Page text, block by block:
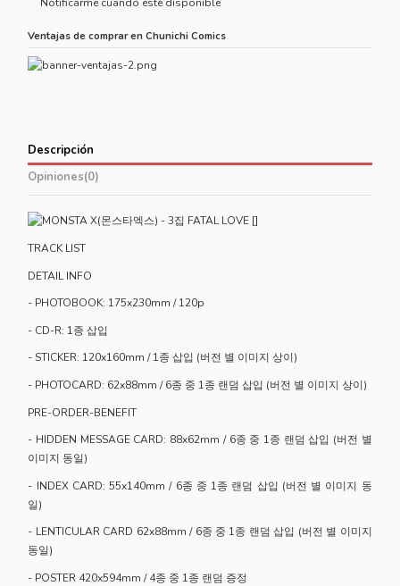
Ventajas de comprar en Chunichi Comics
Descripción
Opiniones(0)
TRACK LIST
DETAIL INFO
- PHOTOBOOK: 175x230mm / 120p
- CD-R: 1종 삽입
- STICKER: 120x160mm / 1종 삽입 (버전 별 이미지 상이)
- PHOTOCARD: 62x88mm / 6종 중 1종 랜덤 삽입 (버전 별 이미지 상이)
PRE-ORDER-BENEFIT
- HIDDEN MESSAGE CARD: 88x62mm / 6종 중 1종 랜덤 삽입 (버전 별
이미지 동일)
- INDEX CARD: 55x140mm / 6종 중 1종 랜덤 삽입 (버전 별 이미지 동
일)
- LENTICULAR CARD 62x88mm / 6종 중 1종 랜덤 삽입 (버전 별 이미지
동일)
- POSTER 420x594mm / 4종 중 1종 랜덤 증정